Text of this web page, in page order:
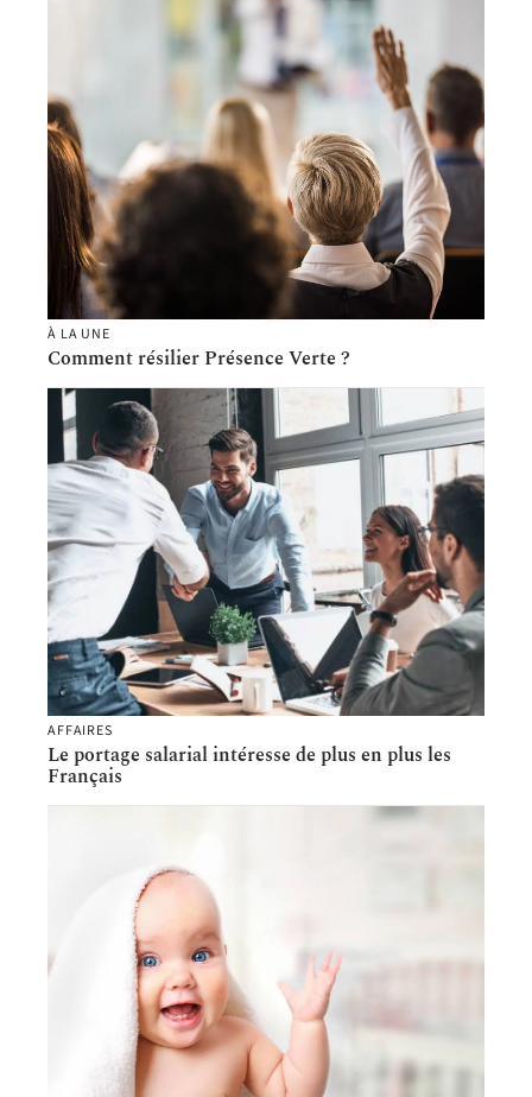
À LA UNE
Comment résilier Présence Verte ?
AFFAIRES
Le portage salarial intéresse de plus en plus les
Français